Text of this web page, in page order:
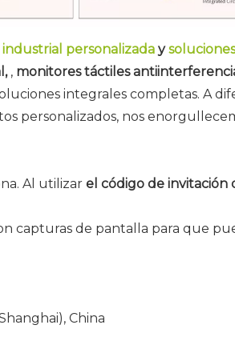
personalizada y
, monitores táctiles
integrales completas. A
personalizados, nos
Al utilizar el código de invitación
capturas de pantalla para que
China